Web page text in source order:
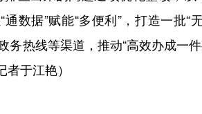
数据”赋能“多便利”，打造一批
务热线等渠道，推动“高效办成一
于江艳）